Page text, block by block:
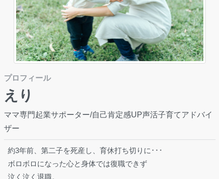
プロフィール
えり
ママ専門起業サポーター/自己肯定感UP声活子育てアドバイ
ザー
約3年前、第二子を死産し、育休打ち切りに･･･
ボロボロになった心と身体では復職できず
泣く泣く退職。